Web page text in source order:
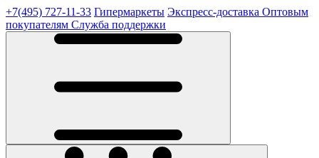
+7(495) 727-11-33 Гипермаркеты Экспресс-доставка Оптовым
покупателям Служба поддержки